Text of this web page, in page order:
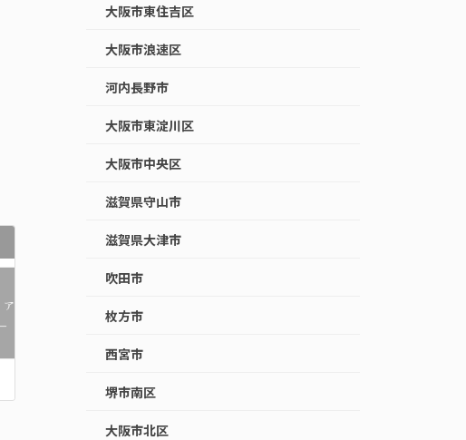
大阪市東住吉区
大阪市浪速区
河内長野市
大阪市東淀川区
大阪市中央区
滋賀県守山市
滋賀県大津市
吹田市
枚方市
西宮市
堺市南区
大阪市北区